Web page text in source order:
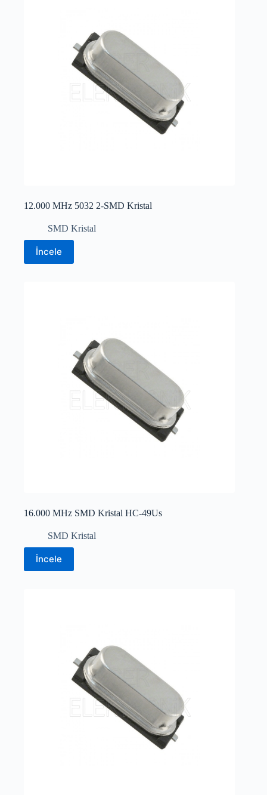
12.000 MHz 5032 2-SMD Kristal
SMD Kristal
İncele
16.000 MHz SMD Kristal HC-49Us
SMD Kristal
İncele